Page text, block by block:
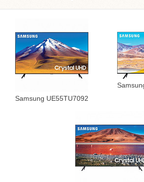
Samsung UE55TU7092